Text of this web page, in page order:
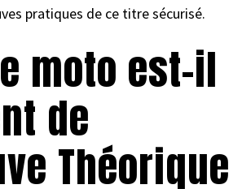
pratiques de ce titre sécurisé.
moto est-il
de
Théorique